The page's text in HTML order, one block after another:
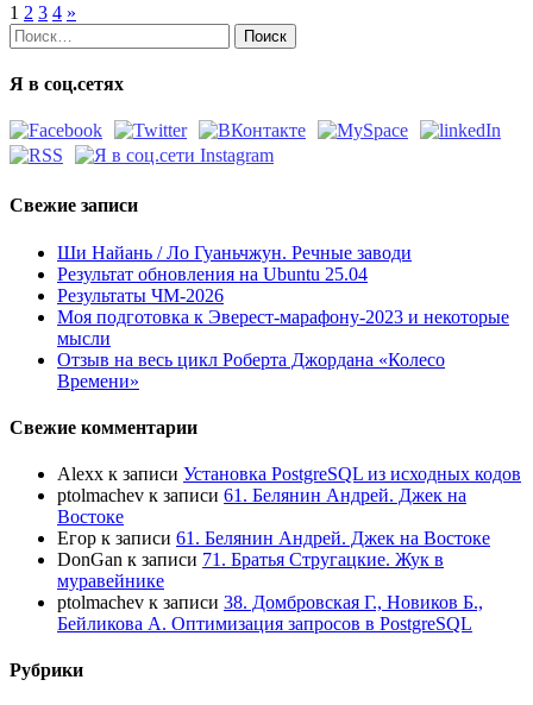
1 2 3 4 »
Найти:
Я в соц.сетях
Свежие записи
Ши Найань / Ло Гуаньчжун. Речные заводи
Результат обновления на Ubuntu 25.04
Результаты ЧМ-2026
Моя подготовка к Эверест-марафону-2023 и некоторые
мысли
Отзыв на весь цикл Роберта Джордана «Колесо
Времени»
Свежие комментарии
Alexx к записи Установка PostgreSQL из исходных кодов
ptolmachev к записи 61. Белянин Андрей. Джек на
Востоке
Егор к записи 61. Белянин Андрей. Джек на Востоке
DonGan к записи 71. Братья Стругацкие. Жук в
муравейнике
ptolmachev к записи 38. Домбровская Г., Новиков Б.,
Бейликова А. Оптимизация запросов в PostgreSQL
Рубрики